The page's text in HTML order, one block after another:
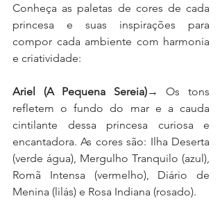
Conheça as paletas de cores de cada
princesa e suas inspirações para
compor cada ambiente com harmonia
e criatividade:
Ariel (A Pequena Sereia)→ Os tons
refletem o fundo do mar e a cauda
cintilante dessa princesa curiosa e
encantadora. As cores são: Ilha Deserta
(verde água), Mergulho Tranquilo (azul),
Romã Intensa (vermelho), Diário de
Menina (lilás) e Rosa Indiana (rosado).